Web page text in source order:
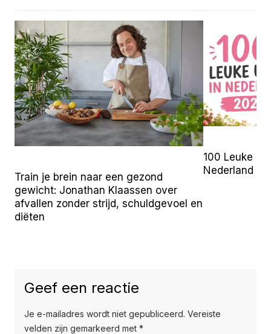
Train je brein naar een gezond
gewicht: Jonathan Klaassen over
afvallen zonder strijd, schuldgevoel en
diëten
100 Leuke
Nederland
Geef een reactie
Je e-mailadres wordt niet gepubliceerd. Vereiste
velden zijn gemarkeerd met *